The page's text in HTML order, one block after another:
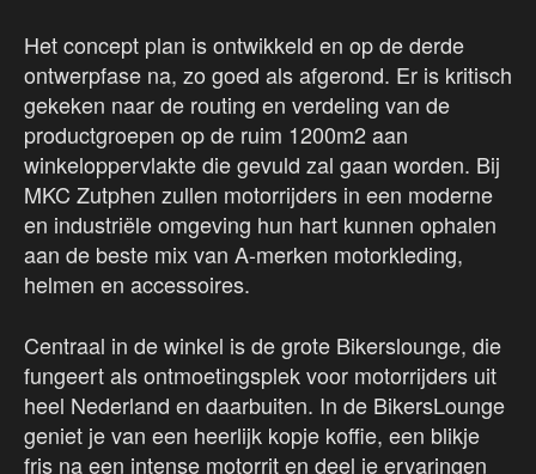
Het concept plan is ontwikkeld en op de derde
ontwerpfase na, zo goed als afgerond. Er is kritisch
gekeken naar de routing en verdeling van de
productgroepen op de ruim 1200m2 aan
winkeloppervlakte die gevuld zal gaan worden. Bij
MKC Zutphen zullen motorrijders in een moderne
en industriële omgeving hun hart kunnen ophalen
aan de beste mix van A-merken motorkleding,
helmen en accessoires.
Centraal in de winkel is de grote Bikerslounge, die
fungeert als ontmoetingsplek voor motorrijders uit
heel Nederland en daarbuiten. In de BikersLounge
geniet je van een heerlijk kopje koffie, een blikje
fris na een intense motorrit en deel je ervaringen